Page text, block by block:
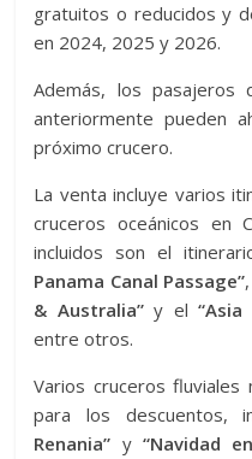
gratuitos o reducidos y
en 2024, 2025 y 2026.
Además, los pasajeros
anteriormente pueden
próximo crucero.
La venta incluye varios
cruceros oceánicos en
incluidos son el
Panama Canal Passage”
& Australia”y el
entre otros.
Varios cruceros
para los descuentos,
Renania” y “Navidad